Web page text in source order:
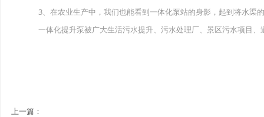
3、在农业生产中，我们也能看到一体化泵站的身影，起到将水渠
一体化提升泵被广大生活污水提升、污水处理厂、景区污水项目、
上一篇：